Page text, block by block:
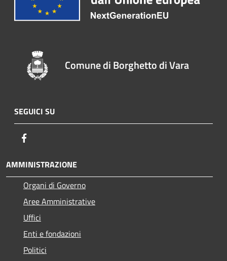
Comune di Borghetto di Vara
SEGUICI SU
AMMINISTRAZIONE
Organi di Governo
Aree Amministrative
Uffici
Enti e fondazioni
Politici